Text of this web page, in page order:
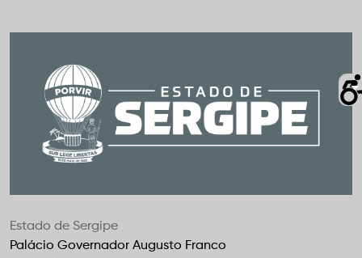
Estado de Sergipe
Palácio Governador Augusto Franco